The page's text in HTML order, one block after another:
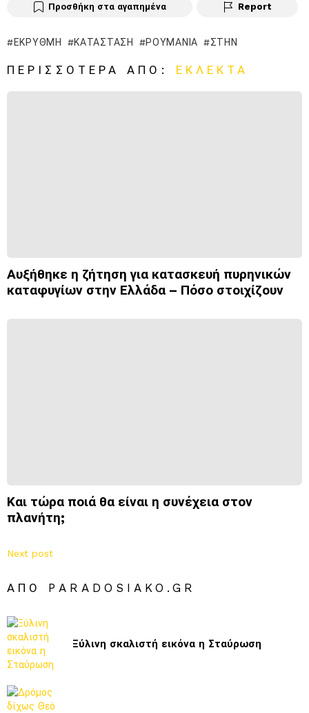
Προσθήκη στα αγαπημένα Report
ΈΚΡΥΘΜΗ ΚΑΤΆΣΤΑΣΗ ΡΟΥΜΑΝΊΑ ΣΤΗΝ
ΠΕΡΙΣΣΌΤΕΡΑ ΑΠΌ: ΕΚΛΕΚΤΆ
Αυξήθηκε η ζήτηση για κατασκευή πυρηνικών
καταφυγίων στην Ελλάδα – Πόσο στοιχίζουν
Και τώρα ποιά θα είναι η συνέχεια στον
πλανήτη;
Next post
ΑΠΌ PARADOSIAKO.GR
Ξύλινη σκαλιστή εικόνα η Σταύρωση